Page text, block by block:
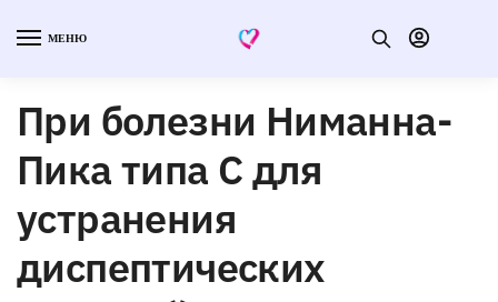
МЕНЮ
При болезни Ниманна-
Пика типа С для
устранения
диспептических